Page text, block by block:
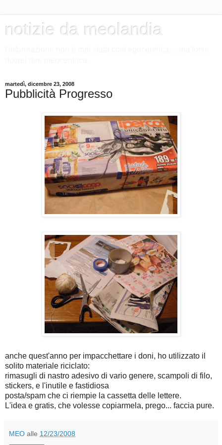
notizie da meolandia
martedì, dicembre 23, 2008
Pubblicità Progresso
anche quest'anno per impacchettare i doni, ho utilizzato il
solito materiale riciclato:
rimasugli di nastro adesivo di vario genere, scampoli di filo,
stickers, e l'inutile e fastidiosa
posta/spam che ci riempie la cassetta delle lettere.
L'idea e gratis, che volesse copiarmela, prego... faccia pure.
MEO alle 12/23/2008